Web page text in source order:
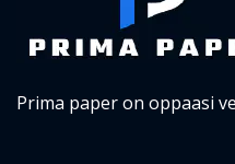
Prima paper on oppaasi